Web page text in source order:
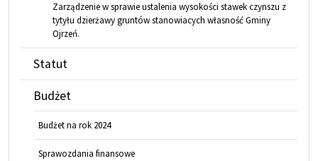
Zarządzenie w sprawie ustalenia wysokości stawek czynszu z
tytyłu dzierżawy gruntów stanowiacych własność Gminy
Ojrzeń.
Statut
Budżet
Budżet na rok 2024
Sprawozdania finansowe